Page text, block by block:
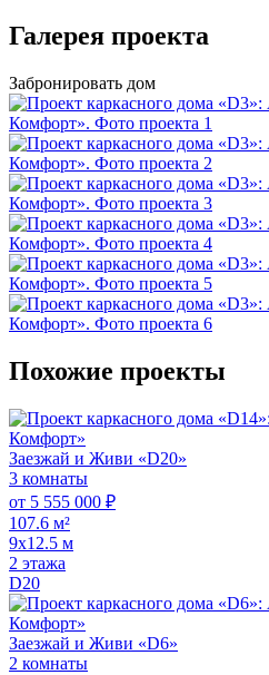
Галерея проекта
Забронировать дом
Похожие проекты
Заезжай и Живи «D20»
3 комнаты
от 5 555 000 ₽
107.6 м²
9х12.5 м
2 этажа
D20
Заезжай и Живи «D6»
2 комнаты